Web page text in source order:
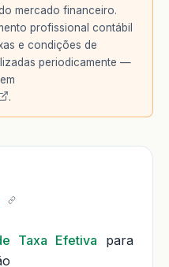
mercado financeiro.
profissional contábil
e condições de
periodicamente —
.
Taxa Efetiva para